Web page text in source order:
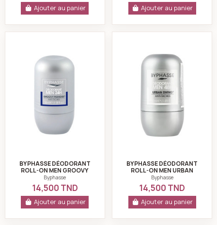
Ajouter au panier Ajouter au panier
BYPHASSE DÉODORANT
ROLL-ON MEN GROOVY
PARADISE 48H 50ML
Byphasse
14,500 TND
Ajouter au panier
BYPHASSE DÉODORANT
ROLL-ON MEN URBAN
SWING 48H 50ML
Byphasse
14,500 TND
Ajouter au panier